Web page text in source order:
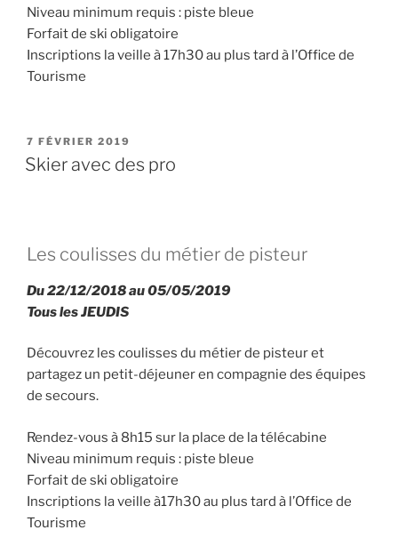
Niveau minimum requis : piste bleue
Forfait de ski obligatoire
Inscriptions la veille à 17h30 au plus tard à l’Office de
Tourisme
PUBLIÉ
LE
7 FÉVRIER 2019
Skier avec des pro
Les coulisses du métier de pisteur
Du 22/12/2018 au 05/05/2019
Tous les JEUDIS
Découvrez les coulisses du métier de pisteur et
partagez un petit-déjeuner en compagnie des équipes
de secours.
Rendez-vous à 8h15 sur la place de la télécabine
Niveau minimum requis : piste bleue
Forfait de ski obligatoire
Inscriptions la veille à17h30 au plus tard à l’Office de
Tourisme